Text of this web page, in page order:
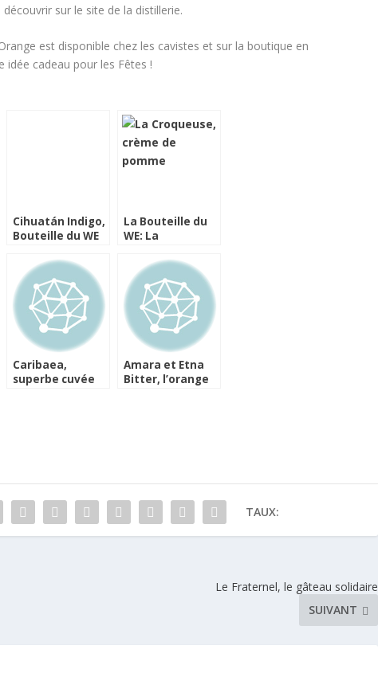
sur le site de la distillerie.
est disponible chez les cavistes et sur la boutique en
idée cadeau pour les Fêtes !
Cihuatán Indigo,
Bouteille du WE
La Bouteille du
WE: La
crème de
pomme.
Caribaea,
superbe cuvée
Amara et Etna
Bitter, l’orange
TAUX:
Le Fraternel, le gâteau solidaire
SUIVANT